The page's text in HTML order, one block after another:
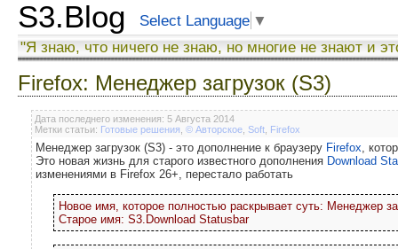
S3.Blog Select Language ▼
"Я знаю, что ничего не знаю, но многие не знают и
Firefox: Менеджер загрузок (S3)
Дата последнего изменения: 5 Августа 2014
Метки статьи: Готовые решения © Авторское Soft Firefox
Менеджер загрузок (S3) - это дополнение к браузеру Firefox,
Это новая жизнь для старого известного дополнения Download
изменениями в Firefox 26+, перестало работать
Новое имя, которое полностью раскрывает суть: Менеджер
Старое имя: S3.Download Statusbar